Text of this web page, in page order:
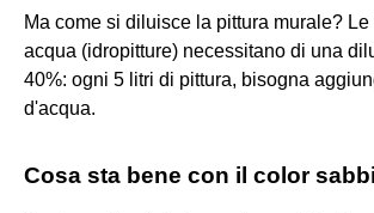
Ma come si diluisce la pittura murale? Le
acqua (idropitture) necessitano di una
40%: ogni 5 litri di pittura, bisogna
d'acqua.
Cosa sta bene con il color